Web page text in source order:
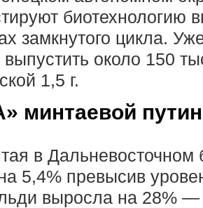
замкнутого цикла.
около 150
1,5 г.
минтаевой
в Дальневосточном
5,4% превысив
выросла на 28% —